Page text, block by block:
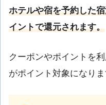
ホテルや宿を予約した
イントで還元されます。
クーポンやポイントを
がポイント対象になりま